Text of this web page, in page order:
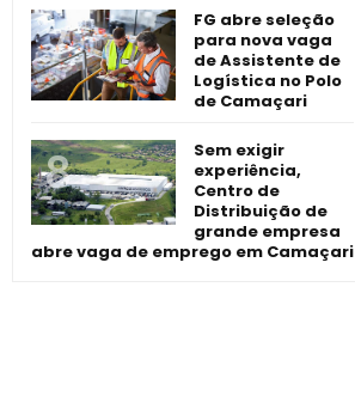
FG abre seleção
para nova vaga
de Assistente de
Logística no Polo
de Camaçari
Sem exigir
experiência,
Centro de
Distribuição de
grande empresa
abre vaga de emprego em Camaçari